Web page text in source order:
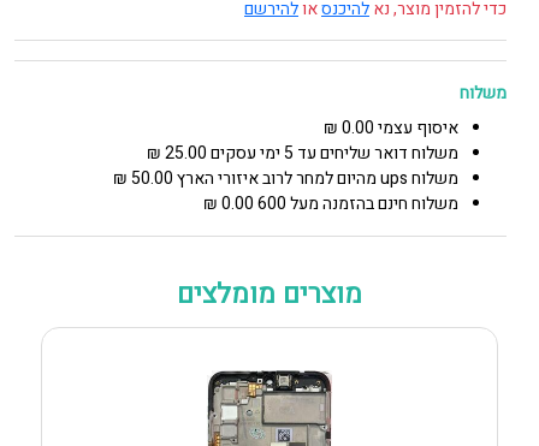
כדי להזמין מוצר, נאלהיכנסאולהירשם
משלוח
איסוף עצמי 0.00 ₪
משלוח דואר שליחים עד 5 ימי עסקים 25.00 ₪
משלוח ups מהיום למחר לרוב איזורי הארץ 50.00 ₪
משלוח חינם בהזמנה מעל 600 0.00 ₪
מוצרים מומלצים